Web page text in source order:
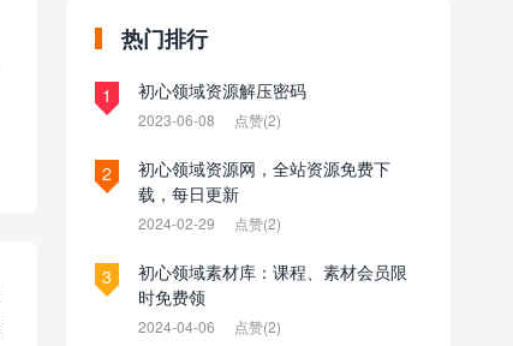
热门排行
1 初心领域资源解压密码
2023-06-08 点赞(2)
2
初心领域资源网，全站资源免费下
载，每日更新
2024-02-29 点赞(2)
3
初心领域素材库：课程、素材会员限
时免费领
2024-04-06 点赞(2)